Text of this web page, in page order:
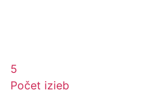
5
Počet izieb